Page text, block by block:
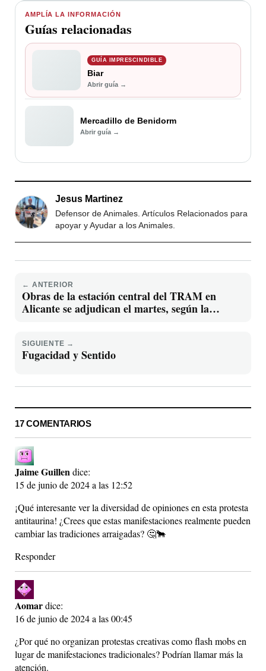
AMPLÍA LA INFORMACIÓN
Guías relacionadas
GUÍA IMPRESCINDIBLE
Biar
Abrir guía →
Mercadillo de Benidorm
Abrir guía →
Jesus Martinez
Defensor de Animales. Artículos Relacionados para
apoyar y Ayudar a los Animales.
← ANTERIOR
Obras de la estación central del TRAM en
Alicante se adjudican el martes, según la
SIGUIENTE →
Fugacidad y Sentido
17 COMENTARIOS
Jaime Guillendice:
15 de junio de 2024 a las 12:52
¡Qué interesante ver la diversidad de opiniones en esta protesta
antitaurina! ¿Crees que estas manifestaciones realmente pueden
cambiar las tradiciones arraigadas? 🤔🐂
Responder
Aomardice:
16 de junio de 2024 a las 00:45
¿Por qué no organizan protestas creativas como flash mobs en
lugar de manifestaciones tradicionales? Podrían llamar más la
atención.